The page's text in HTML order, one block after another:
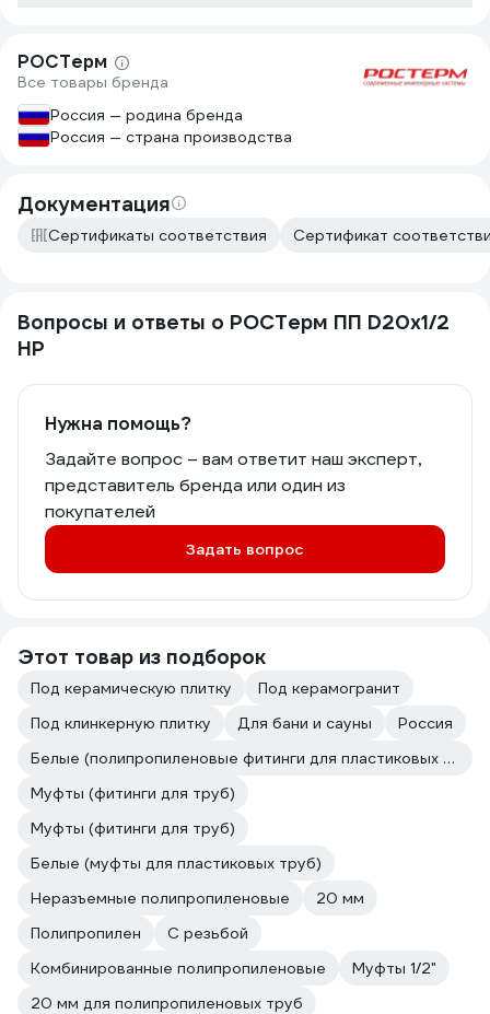
РОСТерм
Все товары бренда
Россия — родина бренда
Россия — страна производства
Документация
Сертификаты соответствия Сертификат
Вопросы и ответы о РОСТерм ПП D20х1/2
НР
Нужна помощь?
Задайте вопрос – вам ответит наш эксперт,
представитель бренда или один из
покупателей
Задать вопрос
Этот товар из подборок
Под керамическую плитку
Под керамогранит
Под клинкерную плитку
Для бани и сауны
Россия
Белые (полипропиленовые фитинги для пластиковых труб)
Муфты (фитинги для труб)
Муфты (фитинги для труб)
Белые (муфты для пластиковых труб)
Неразъемные полипропиленовые
20 мм
Полипропилен
С резьбой
Комбинированные полипропиленовые
Муфты 1/2"
20 мм для полипропиленовых труб